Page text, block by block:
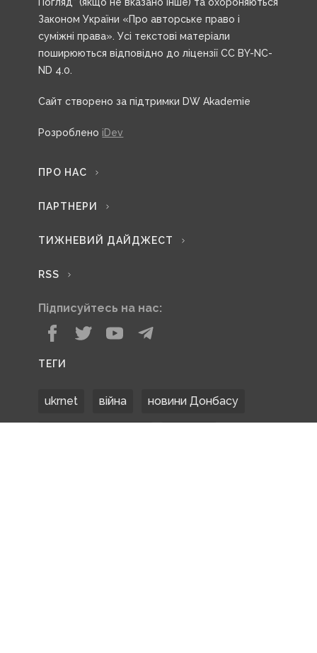
Законом України «Про авторське право і
суміжні права». Усі текстові матеріали
поширюються відповідно до ліцензії CC BY-NC-
ND 4.0.
Сайт створено за підтримки DW Akademie
Розроблено iDev
ПРО НАС
ПАРТНЕРИ
ТИЖНЕВИЙ ДАЙДЖЕСТ
RSS
Підписуйтесь на нас:
ТЕГИ
ukrnet війна новини Донбасу